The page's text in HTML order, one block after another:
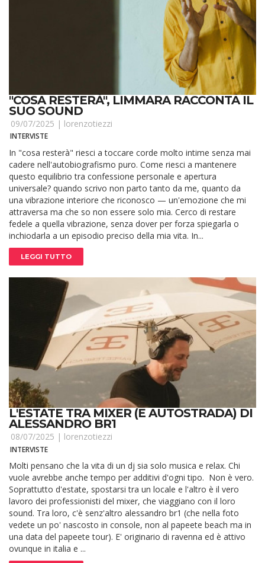
"COSA RESTERÀ", LIMMARA RACCONTA IL
SUO SOUND
09/07/2025 | lorenzotiezzi
INTERVISTE
In "cosa resterà" riesci a toccare corde molto intime senza mai
cadere nell'autobiografismo puro. Come riesci a mantenere
questo equilibrio tra confessione personale e apertura
universale? quando scrivo non parto tanto da me, quanto da
una vibrazione interiore che riconosco — un'emozione che mi
attraversa ma che so non essere solo mia. Cerco di restare
fedele a quella vibrazione, senza dover per forza spiegarla o
inchiodarla a un episodio preciso della mia vita. In...
LEGGI TUTTO
L'ESTATE TRA MIXER (E AUTOSTRADA) DI
ALESSANDRO BR1
08/07/2025 | lorenzotiezzi
INTERVISTE
Molti pensano che la vita di un dj sia solo musica e relax. Chi
vuole avrebbe anche tempo per additivi d'ogni tipo. Non è vero.
Soprattutto d'estate, spostarsi tra un locale e l'altro è il vero
lavoro dei professionisti del mixer, che viaggiano con il loro
sound. Tra loro, c'è senz'altro alessandro br1 (che nella foto
vedete un po' nascosto in console, non al papeete beach ma in
una data del papeete tour). E' originario di ravenna ed è attivo
ovunque in italia e ...